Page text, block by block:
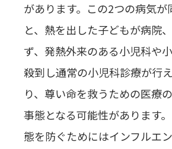
があります。この2つの病気が
と、熱を出した子どもが病院
ず、発熱外来のある小児科や
殺到し通常の小児科診療が行
り、尊い命を救うための医療
事態となる可能性があります
態を防ぐためにはインフルエ